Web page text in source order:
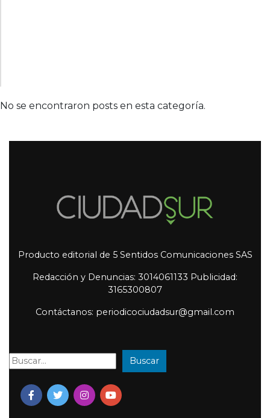
No se encontraron posts en esta categoría.
Producto editorial de 5 Sentidos Comunicaciones SAS
Redacción y Denuncias: 3014061133 Publicidad:
3165300807
Contáctanos: periodicociudadsur@gmail.com
Buscar: Buscar